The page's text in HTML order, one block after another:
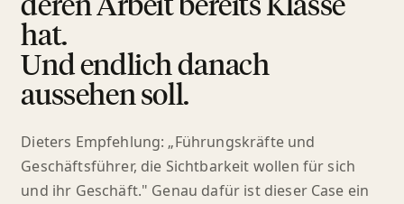
hat.
Und endlich danach
aussehen soll.
Dieters Empfehlung: „Führungskräfte und
Geschäftsführer, die Sichtbarkeit wollen für sich
und ihr Geschäft." Genau dafür ist dieser Case ein